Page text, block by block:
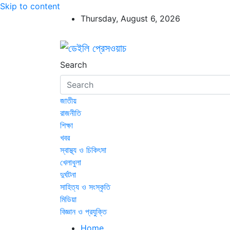
Skip to content
Thursday, August 6, 2026
ডেইলি প্রেসওয়াচ
ডেইলি প্রেসওয়াচ মুক্তিযুদ্ধের চেতনায় উদ্বুদ্ধ
Search
জাতীয়
রাজনীতি
শিক্ষা
খবর
স্বাস্থ্য ও চিকিৎসা
খেলাধুলা
দুর্ঘটনা
সাহিত্য ও সংস্কৃতি
মিডিয়া
বিজ্ঞান ও প্রযুক্তি
Home